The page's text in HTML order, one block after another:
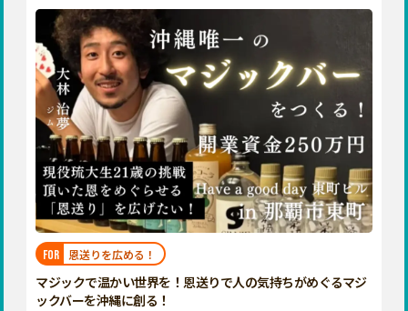
福島
関東
茨城
栃木
群馬
千葉
長野
岐阜 静岡 愛知
近畿
三重 滋賀 京都 大阪
兵庫
奈良
和歌山
中国
鳥取 島根 岡山 広島 山口
徳島 香川 愛媛 高知
九州・沖縄
福岡 佐賀 長崎
宮崎
鹿児島 沖縄
FOR 恩送りを広める！
マジックで温かい世界を！恩送りで人の気持ちがめぐるマジ
ックバーを沖縄に創る！